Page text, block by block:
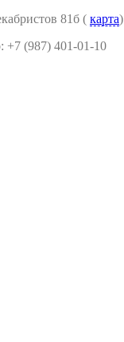
81б ( карта)
+7 (987) 401-01-10